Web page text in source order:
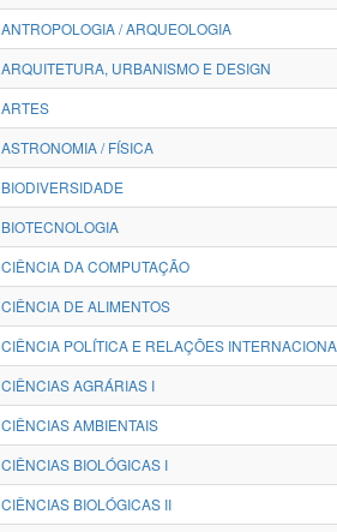
ANTROPOLOGIA / ARQUEOLOGIA
ARQUITETURA, URBANISMO E DESIGN
ARTES
ASTRONOMIA / FÍSICA
BIODIVERSIDADE
BIOTECNOLOGIA
CIÊNCIA DA COMPUTAÇÃO
CIÊNCIA DE ALIMENTOS
CIÊNCIA POLÍTICA E RELAÇÕES
CIÊNCIAS AGRÁRIAS I
CIÊNCIAS AMBIENTAIS
CIÊNCIAS BIOLÓGICAS I
CIÊNCIAS BIOLÓGICAS II